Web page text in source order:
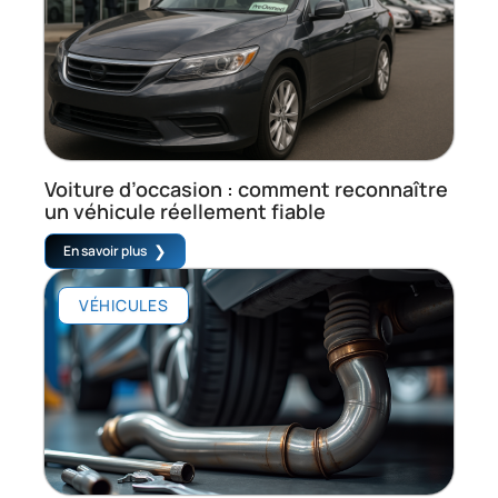
Voiture d’occasion : comment reconnaître
un véhicule réellement fiable
En savoir plus
VÉHICULES